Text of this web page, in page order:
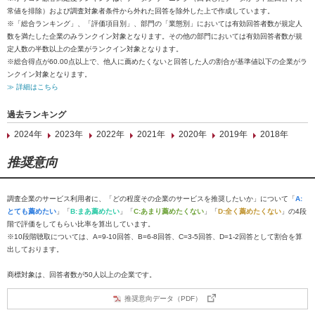
常値を排除）および調査対象者条件から外れた回答を除外した上で作成しています。
※「総合ランキング」、「評価項目別」、部門の「業態別」においては有効回答者数が規定人
数を満たした企業のみランクイン対象となります。その他の部門においては有効回答者数が規
定人数の半数以上の企業がランクイン対象となります。
※総合得点が60.00点以上で、他人に薦めたくないと回答した人の割合が基準値以下の企業がラ
ンクイン対象となります。
≫ 詳細はこちら
過去ランキング
2024年
2023年 2022年 2021年 2020年 2019年 2018年
推奨意向
調査企業のサービス利用者に、「どの程度その企業のサービスを推奨したいか」について「A:
とても薦めたい 」「B:まあ薦めたい 」「C:あまり薦めたくない 」「D:全く薦めたくない 」の4段
階で評価をしてもらい比率を算出しています。
※10段階聴取については、A=9-10回答、B=6-8回答、C=3-5回答、D=1-2回答として割合を算
出しております。
商標対象は、回答者数が50人以上の企業です。
推奨意向データ（PDF）